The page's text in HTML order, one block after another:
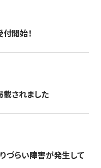
開始！
されました
づらい障害が発生して